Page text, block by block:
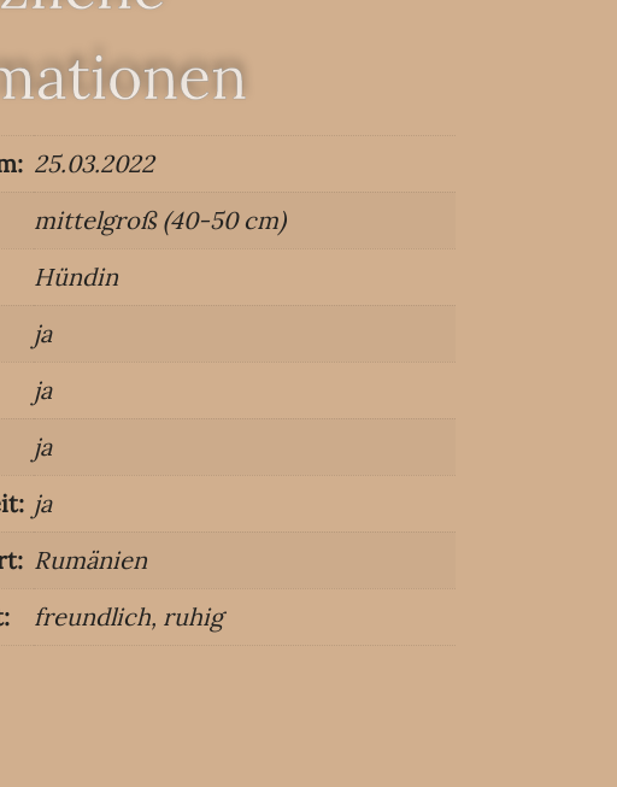
25.03.2022
mittelgroß (40-50 cm)
Hündin
ja
ja
ja
ja
Rumänien
freundlich, ruhig